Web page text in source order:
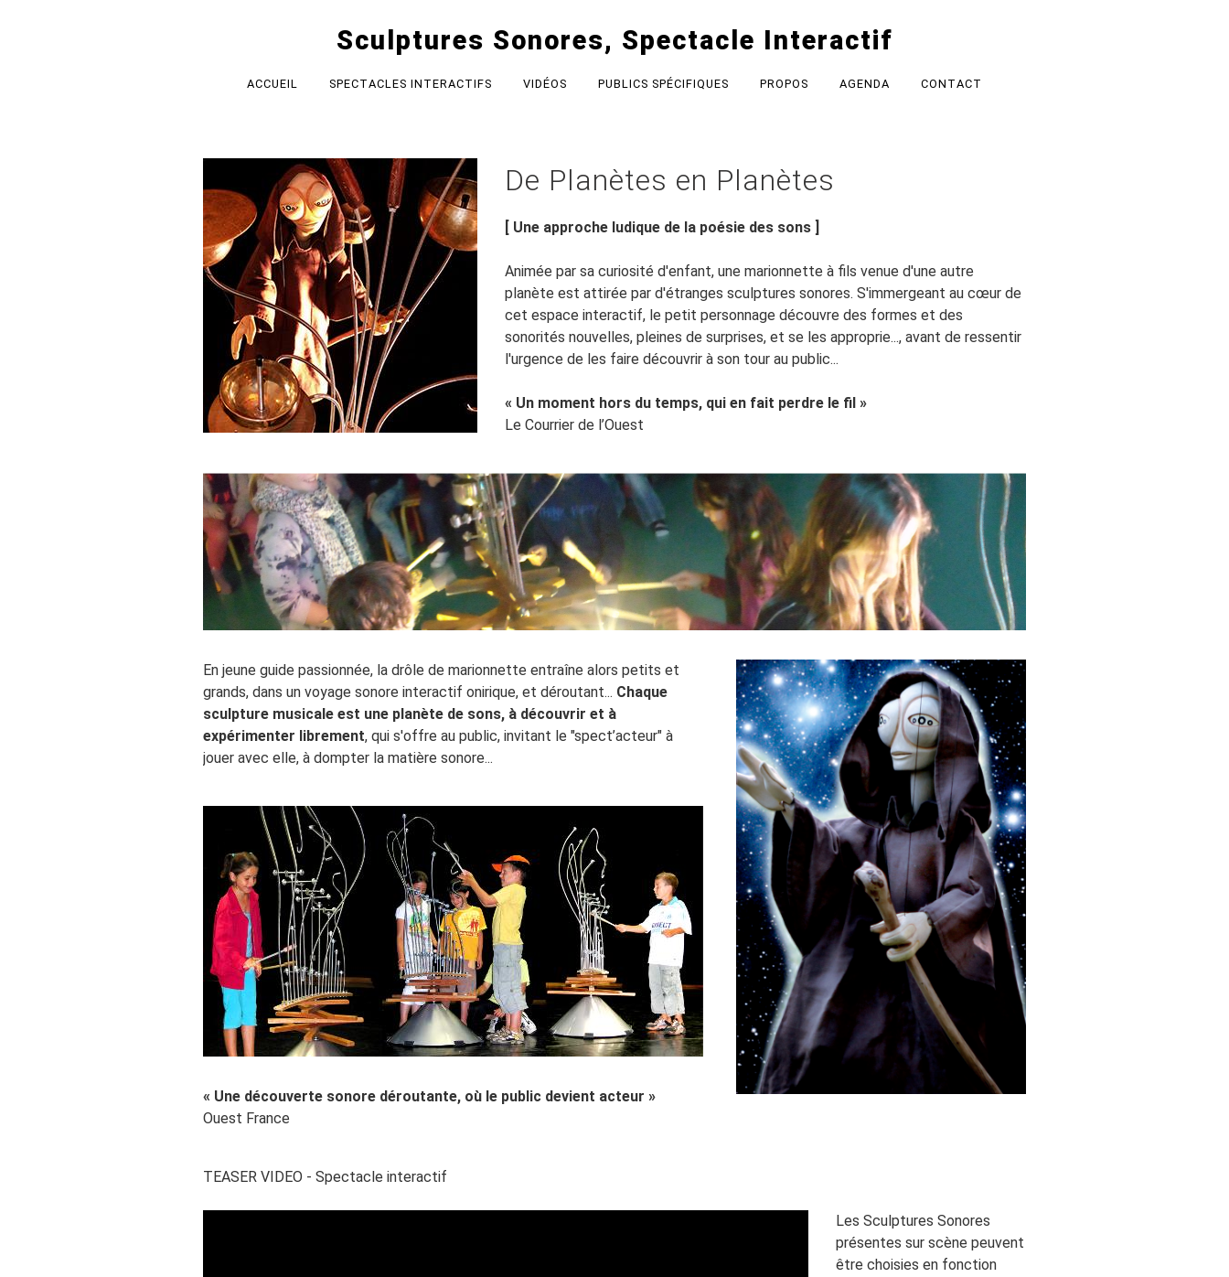
Sculptures Sonores, Spectacle Interactif
ACCUEIL SPECTACLES INTERACTIFS VIDÉOS PUBLICS SPÉCIFIQUES PROPOS AGENDA CONTACT
De Planètes en Planètes
[ Une approche ludique de la poésie des sons ]
Animée par sa curiosité d'enfant, une marionnette à fils venue d'une autre
planète est attirée par d'étranges sculptures sonores. S'immergeant au cœur de
cet espace interactif, le petit personnage découvre des formes et des
sonorités nouvelles, pleines de surprises, et se les approprie..., avant de ressentir
l'urgence de les faire découvrir à son tour au public...
« Un moment hors du temps, qui en fait perdre le fil »
Le Courrier de l’Ouest
En jeune guide passionnée, la drôle de marionnette entraîne alors petits et
grands, dans un voyage sonore interactif onirique, et déroutant... Chaque
sculpture musicale est une planète de sons, à découvrir et à
expérimenter librement, qui s'offre au public, invitant le "spect’acteur" à
jouer avec elle, à dompter la matière sonore...
« Une découverte sonore déroutante, où le public devient acteur »
Ouest France
TEASER VIDEO - Spectacle interactif
Les Sculptures Sonores
présentes sur scène peuvent
être choisies en fonction